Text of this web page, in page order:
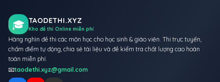
🎓 TAODETHI.XYZ
Kho đề thi Online miễn phí
Hàng nghìn đề thi các môn học cho học sinh & giáo viên. Thi trực tuyến,
chấm điểm tự động, chia sẻ tài liệu và đề kiểm tra chất lượng cao hoàn
toàn miễn phí.
📧taodethi.xyz@gmail.com